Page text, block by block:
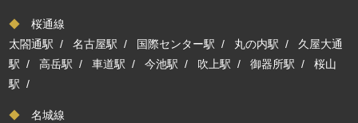
◆ 桜通線
太閤通駅 /名古屋駅 / 国際センター駅 / 丸の内駅 / 久屋大通
駅 /高岳駅 /車道駅 /今池駅 / 吹上駅 /御器所駅 /桜山
駅 /
◆ 名城線